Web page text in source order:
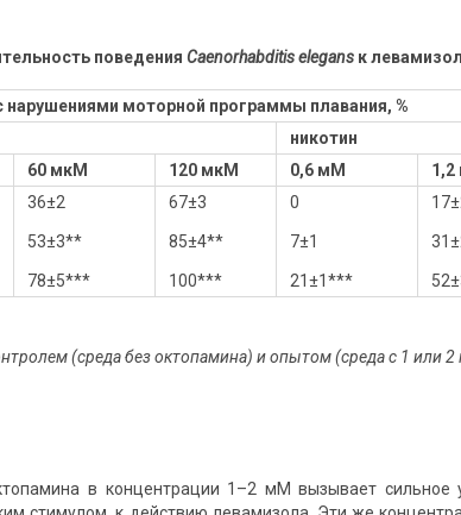
поведения Caenorhabditis elegansк
нарушениями моторной программы плавания, %
никотин
60 мкМ 120 мкМ 0,6 мМ
36±2
53±3**
78±5***
67±3
85±4**
100***
0
7±1
21±1***
(среда без октопамина) и опытом (среда с 1 или
в концентрации 1–2 мМ вызывает сильное